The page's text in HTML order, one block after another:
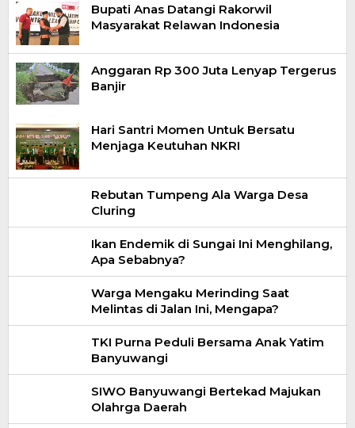
Bupati Anas Datangi Rakorwil
Masyarakat Relawan Indonesia
Anggaran Rp 300 Juta Lenyap Tergerus
Banjir
Hari Santri Momen Untuk Bersatu
Menjaga Keutuhan NKRI
Rebutan Tumpeng Ala Warga Desa
Cluring
Ikan Endemik di Sungai Ini Menghilang,
Apa Sebabnya?
Warga Mengaku Merinding Saat
Melintas di Jalan Ini, Mengapa?
TKI Purna Peduli Bersama Anak Yatim
Banyuwangi
SIWO Banyuwangi Bertekad Majukan
Olahrga Daerah